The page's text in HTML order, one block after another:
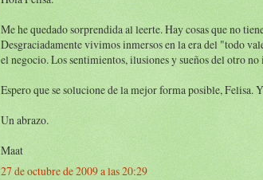
Me he quedado sorprendida al leerte. Hay cosas que no
Desgraciadamente vivimos inmersos en la era del "todo
el negocio. Los sentimientos, ilusiones y sueños del otro
Espero que se solucione de la mejor forma posible, Felisa.
Un abrazo.
Maat
27 de octubre de 2009 a las 20:29